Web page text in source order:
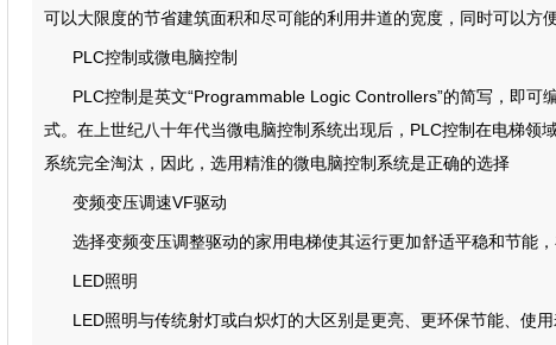
可以大限度的节省建筑面积和尽可能的利用井道的宽度，同时可以方
PLC控制或微电脑控制
PLC控制是英文“Programmable Logic Controllers”的简写，即
式。在上世纪八十年代当微电脑控制系统出现后，PLC控制在电梯领
系统完全淘汰，因此，选用精淮的微电脑控制系统是正确的选择
变频变压调速VF驱动
选择变频变压调整驱动的家用电梯使其运行更加舒适平稳和节能
LED照明
LED照明与传统射灯或白炽灯的大区别是更亮、更环保节能、使用